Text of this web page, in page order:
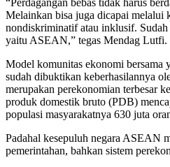
Melainkan bisa juga dicapai melalui
nondiskriminatif atau inklusif.
yaitu ASEAN,” tegas Mendag Lutfi.
Model komunitas ekonomi bersama
sudah dibuktikan keberhasilannya
merupakan perekonomian terbesar
produk domestik bruto (PDB)
populasi masyarakatnya 630 juta
Padahal kesepuluh negara ASEAN
pemerintahan, bahkan sistem